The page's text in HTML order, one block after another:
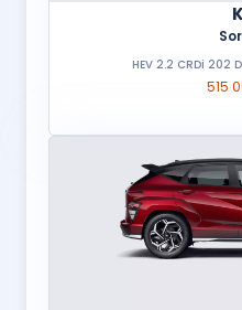
HEV 2.2 CRDi 202
515